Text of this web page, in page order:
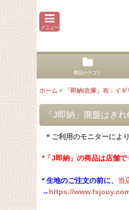
メニュー
商品カテゴリ
ホーム > 「即納/在庫」布：イ
「J即納」廃盤はぎ
＊ご利用のモニターによ
*「J即納」の商品は店舗
* 生地のご注文の前に、 当
→ https://